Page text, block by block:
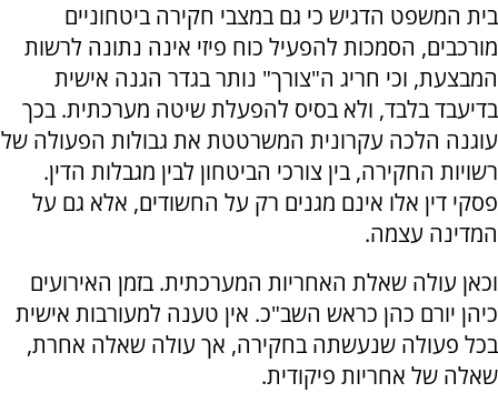
בית המשפט הדגיש כי גם במצבי חקירה ביטחוניים
מורכבים, הסמכות להפעיל כוח פיזי אינה נתונה לרשות
המבצעת, וכי חריג ה"צורך" נותר בגדר הגנה אישית
בדיעבד בלבד, ולא בסיס להפעלת שיטה מערכתית. בכך
עוגנה הלכה עקרונית המשרטטת את גבולות הפעולה של
רשויות החקירה, בין צורכי הביטחון לבין מגבלות הדין.
פסקי דין אלו אינם מגנים רק על החשודים, אלא גם על
המדינה עצמה.
וכאן עולה שאלת האחריות המערכתית. בזמן האירועים
כיהן יורם כהן כראש השב"כ. אין טענה למעורבות אישית
בכל פעולה שנעשתה בחקירה, אך עולה שאלה אחרת,
שאלה של אחריות פיקודית.